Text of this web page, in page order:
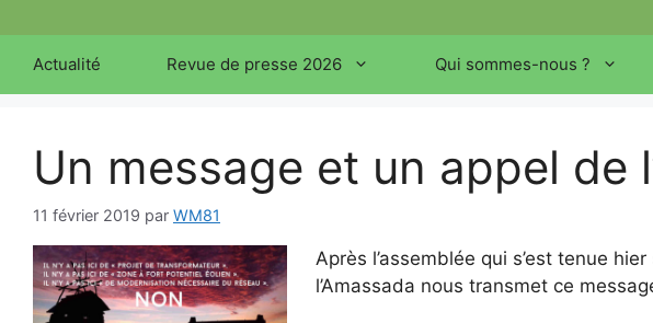
Actualité Revue de presse 2026 Qui sommes-nous ?
Un message et un appel de
11 février 2019 par WM81
Après l’assemblée qui s’est tenue
l’Amassada nous transmet ce